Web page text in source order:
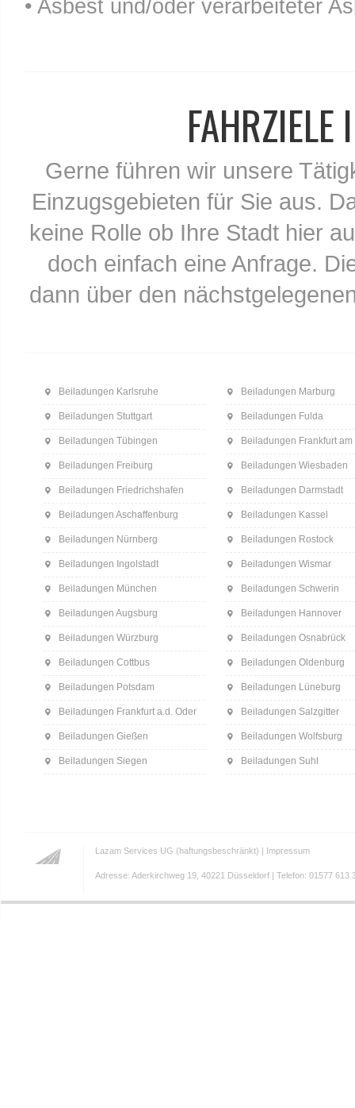
• Asbest und/oder verarbeiteter
Gerne führen wir unsere
Einzugsgebieten für Sie aus.
keine Rolle ob Ihre Stadt hier
doch einfach eine Anfrage.
dann über den
Beiladungen Karlsruhe
Beiladungen Stuttgart
Beiladungen Tübingen
Beiladungen Freiburg
Beiladungen Friedrichshafen
Beiladungen Aschaffenburg
Beiladungen Nürnberg
Beiladungen Ingolstadt
Beiladungen München
Beiladungen Augsburg
Beiladungen Würzburg
Beiladungen Cottbus
Beiladungen Potsdam
Beiladungen Frankfurt a.d. Oder
Beiladungen Gießen
Beiladungen Siegen
Beiladungen Marburg
Beiladungen Fulda
Beiladungen Frankfurt am
Beiladungen Wiesbaden
Beiladungen Darmstadt
Beiladungen Kassel
Beiladungen Rostock
Beiladungen Wismar
Beiladungen Schwerin
Beiladungen Hannover
Beiladungen Osnabrück
Beiladungen Oldenburg
Beiladungen Lüneburg
Beiladungen Salzgitter
Beiladungen Wolfsburg
Beiladungen Suhl
Lazam Services UG (haftungsbeschränkt) | Impressum
Adresse: Aderkirchweg 19, 40221 Düsseldorf | Telefon: 01577